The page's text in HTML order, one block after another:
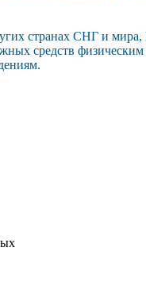
странах СНГ и мира,
средств